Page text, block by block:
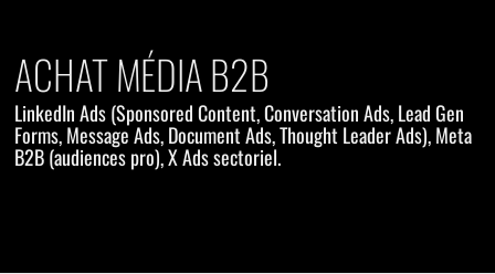
ACHAT MÉDIA B2B
LinkedIn Ads (Sponsored Content, Conversation Ads, Lead Gen
Forms, Message Ads, Document Ads, Thought Leader Ads), Meta
B2B (audiences pro), X Ads sectoriel.